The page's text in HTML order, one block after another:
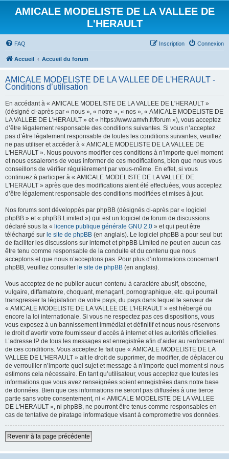
AMICALE MODELISTE DE LA VALLEE DE
L'HERAULT
FAQ Connexion
Inscription
Accueil Accueil du forum
AMICALE MODELISTE DE LA VALLEE DE L'HERAULT -
Conditions d’utilisation
En accédant à « AMICALE MODELISTE DE LA VALLEE DE L'HERAULT »
(désigné ci-après par « nous », « notre », « nos », « AMICALE MODELISTE DE
LA VALLEE DE L'HERAULT » et « https://www.amvh.fr/forum »), vous acceptez
d’être légalement responsable des conditions suivantes. Si vous n’acceptez
pas d’être légalement responsable de toutes les conditions suivantes, veuillez
ne pas utiliser et accéder à « AMICALE MODELISTE DE LA VALLEE DE
L'HERAULT ». Nous pouvons modifier ces conditions à n’importe quel moment
et nous essaierons de vous informer de ces modifications, bien que nous vous
conseillons de vérifier régulièrement par vous-même. En effet, si vous
continuez à participer à « AMICALE MODELISTE DE LA VALLEE DE
L'HERAULT » après que des modifications aient été effectuées, vous acceptez
d’être légalement responsable des conditions modifiées et mises à jour.
Nos forums sont développés par phpBB (désignés ci-après par « logiciel
phpBB » et « phpBB Limited ») qui est un logiciel de forum de discussions
déclaré sous la « licence publique générale GNU 2.0 » et qui peut être
téléchargé sur le site de phpBB (en anglais). Le logiciel phpBB a pour seul but
de faciliter les discussions sur internet et phpBB Limited ne peut en aucun cas
être tenu comme responsable de la conduite et du contenu que nous
acceptons et que nous n’acceptons pas. Pour plus d’informations concernant
phpBB, veuillez consulter le site de phpBB (en anglais).
Vous acceptez de ne publier aucun contenu à caractère abusif, obscène,
vulgaire, diffamatoire, choquant, menaçant, pornographique, etc. qui pourrait
transgresser la législation de votre pays, du pays dans lequel le serveur de
« AMICALE MODELISTE DE LA VALLEE DE L'HERAULT » est hébergé ou
encore la loi internationale. Si vous ne respectez pas ces dispositions, vous
vous exposez à un bannissement immédiat et définitif et nous nous réservons
le droit d’avertir votre fournisseur d’accès à internet et les autorités officielles.
L’adresse IP de tous les messages est enregistrée afin d’aider au renforcement
de ces conditions. Vous acceptez le fait que « AMICALE MODELISTE DE LA
VALLEE DE L'HERAULT » ait le droit de supprimer, de modifier, de déplacer ou
de verrouiller n’importe quel sujet et message à n’importe quel moment si nous
estimons cela nécessaire. En tant qu’utilisateur, vous acceptez que toutes les
informations que vous avez renseignées soient enregistrées dans notre base
de données. Bien que ces informations ne seront pas diffusées à une tierce
partie sans votre consentement, ni « AMICALE MODELISTE DE LA VALLEE
DE L'HERAULT », ni phpBB, ne pourront être tenus comme responsables en
cas de tentative de piratage informatique visant à compromettre vos données.
Revenir à la page précédente